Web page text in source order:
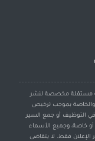
مستقلة مخصصة لنشر
والخاصة بموجب ترخيص
التوظيف أو جمع السير
أو خاصة، وجميع الأسماء
فقط. لا يتقاضى